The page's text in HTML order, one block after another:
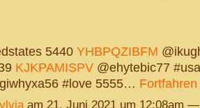
5440 YHBPQZIBFM
KJKPAMISPV@ehytebic77
#love 5555… Fortfahren
am 21. Juni 2021 um 12:08am